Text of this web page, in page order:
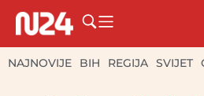
NAJNOVIJE BIH REGIJA SVIJET